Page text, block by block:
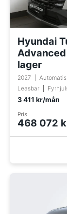
Hyundai
lager
2027
Leasbar
3 411 kr/mån
Pris
468 072